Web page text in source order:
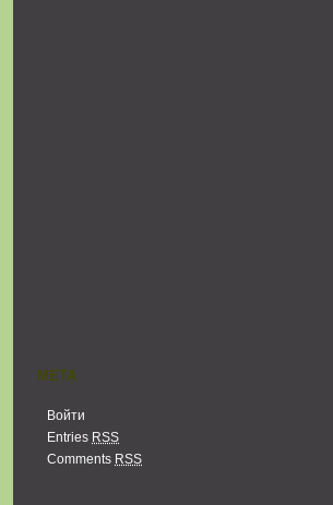
МЕТА
Войти
Entries RSS
Comments RSS